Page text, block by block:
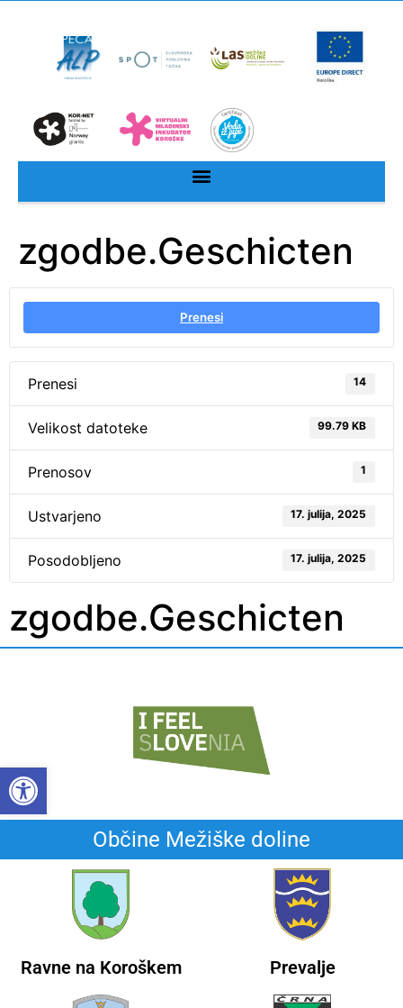
Open toolbar
zgodbe.Geschicten
Prenesi
Prenesi 14
Velikost datoteke 99.79 KB
Prenosov 1
Ustvarjeno 17. julija, 2025
Posodobljeno 17. julija, 2025
zgodbe.Geschicten
Občine Mežiške doline
Ravne na Koroškem Prevalje